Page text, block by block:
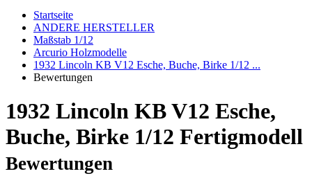
Startseite
ANDERE HERSTELLER
Maßstab 1/12
Arcurio Holzmodelle
1932 Lincoln KB V12 Esche, Buche, Birke 1/12 ...
Bewertungen
1932 Lincoln KB V12 Esche,
Buche, Birke 1/12 Fertigmodell
Bewertungen